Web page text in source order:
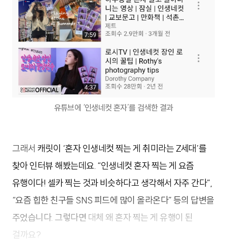
유튜브에 ‘인생네컷 혼자’를 검색한 결과
그래서 캐릿이 ‘혼자 인생네컷 찍는 게 취미라는 Z세대’를
찾아 인터뷰 해봤는데요. “인생네컷 혼자 찍는 게 요즘
유행이다! 셀카 찍는 것과 비슷하다고 생각해서 자주 간다”,
“요즘 힙한 친구들 SNS 피드에 많이 올라온다” 등의 답변을
주었습니다. 그렇다면 대체 왜 혼자 찍는 게 유행이 된
걸까요?